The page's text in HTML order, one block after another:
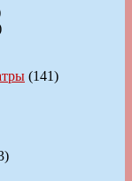
(141)